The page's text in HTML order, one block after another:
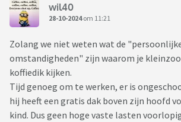
wil40
28-10-2024om 11:21
Zolang we niet weten wat de
omstandigheden" zijn waarom je
koffiedik kijken.
Tijd genoeg om te werken, er is
hij heeft een gratis dak boven zijn hoofd
kind. Dus geen hoge vaste lasten